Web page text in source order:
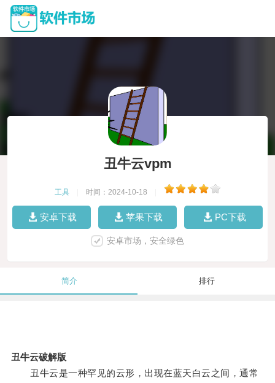
丑牛云vpm
工具 时间：2024-10-18
安卓下载 苹果下载 PC下载
安卓市场，安全绿色
简介 排行
丑牛云破解版
丑牛云是一种罕见的云形，出现在蓝天白云之间，通常